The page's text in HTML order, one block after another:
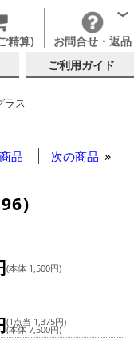
精算) お問合せ・返品
ご利用ガイド
ラス
品 次の商品
(本体 1,500円)
(1点当 1,375円)
(本体 7,500円)